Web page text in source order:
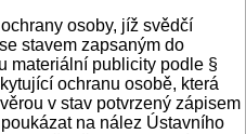
osoby, jíž svědčí
stavem zapsaným do
materiální publicity podle §
ochranu osobě, která
v stav potvrzený zápisem
na nález Ústavního